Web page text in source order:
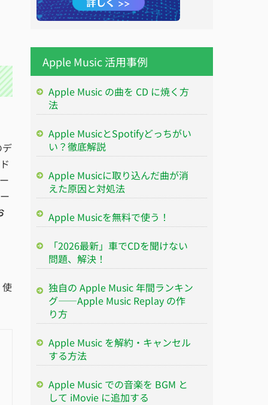
Apple Music 活用事例
Apple Music の曲を CD に焼く方
法
Apple MusicとSpotifyどっちがい
い？徹底解説
Apple Musicに取り込んだ曲が消
えた原因と対処法
Apple Musicを無料で使う！
「2026最新」車でCDを聞けない
問題、解決！
独自の Apple Music 年間ランキン
グ——Apple Music Replay の作
り方
Apple Music を解約・キャンセル
する方法
Apple Music での音楽を BGM と
して iMovie に追加する